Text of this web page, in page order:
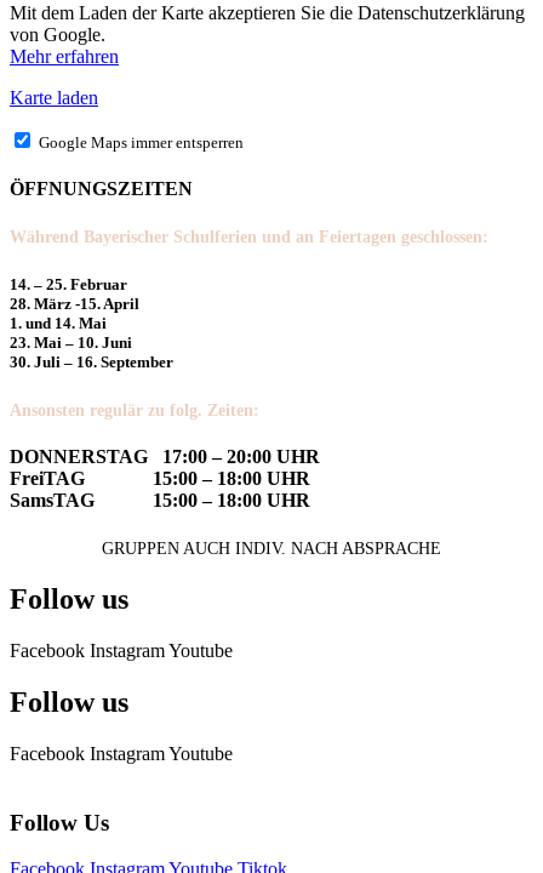
Mit dem Laden der Karte akzeptieren Sie die Datenschutzerklärung
von Google.
Mehr erfahren
Karte laden
Google Maps immer entsperren
ÖFFNUNGSZEITEN
Während Bayerischer Schulferien und an Feiertagen geschlossen:
14. – 25. Februar
28. März -15. April
1. und 14. Mai
23. Mai – 10. Juni
30. Juli – 16. September
Ansonsten regulär zu folg. Zeiten:
DONNERSTAG 17:00 – 20:00 UHR
FreiTAG 15:00 – 18:00 UHR
SamsTAG 15:00 – 18:00 UHR
GRUPPEN AUCH INDIV. NACH ABSPRACHE
Follow us
Facebook InstagramYoutube
Follow us
Facebook InstagramYoutube
Follow Us